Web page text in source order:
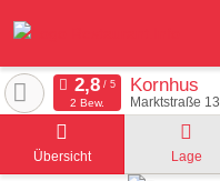
Kornhus
Marktstraße 13
2 Bew.
Übersicht Lage